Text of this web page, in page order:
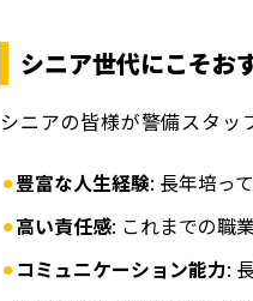
シニア世代にこそお
シニアの皆様が警備スタッ
豊富な人生経験: 長年培っ
高い責任感: これまでの職
コミュニケーション能力: